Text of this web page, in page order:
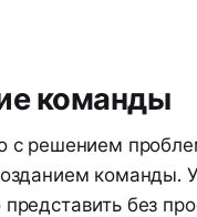
команды
с решением
команды.
без